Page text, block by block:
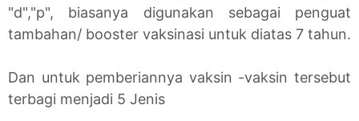
"d","p", biasanya digunakan sebagai penguat
tambahan/ booster vaksinasi untuk diatas 7 tahun.
Dan untuk pemberiannya vaksin -vaksin tersebut
terbagi menjadi 5 Jenis